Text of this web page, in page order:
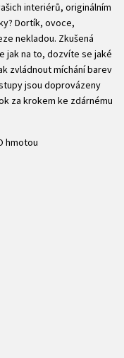
interiérů, originálním
Dortík, ovoce,
nekladou. Zkušená
jak na to, dozvíte se jaké
zvládnout míchání barev
jsou doprovázeny
za krokem ke zdárnému
hmotou